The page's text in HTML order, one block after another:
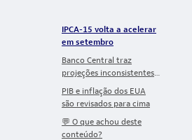
IPCA-15 volta a acelerar
em setembro
Banco Central traz
projeções inconsistentes
em 2025
PIB e inflação dos EUA
são revisados para cima
💬 O que achou deste
conteúdo?